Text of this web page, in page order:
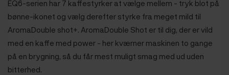
EQ6-serien har 7 kaffestyrker at vælge mellem - tryk blot på
bønne-ikonet og vælg derefter styrke fra meget mild til
AromaDouble shot+. AromaDouble Shot er til dig, der er vild
med en kaffe med power - her kværner maskinen to gange
på en brygning, så du får mest muligt smag med ud uden
bitterhed.